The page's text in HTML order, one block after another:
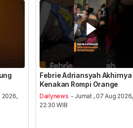
2026,
Febrie Adriansyah Akhirnya
Kenakan Rompi Orange
Dailynews - Jumat , 07 Aug 2026,
22:30 WIB